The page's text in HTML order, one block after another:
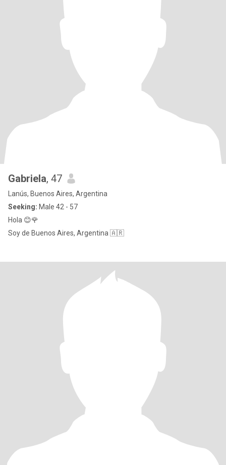
Gabriela, 47
Lanús, Buenos Aires, Argentina
Seeking: Male 42 - 57
Hola 😊🌹
Soy de Buenos Aires, Argentina 🇦🇷